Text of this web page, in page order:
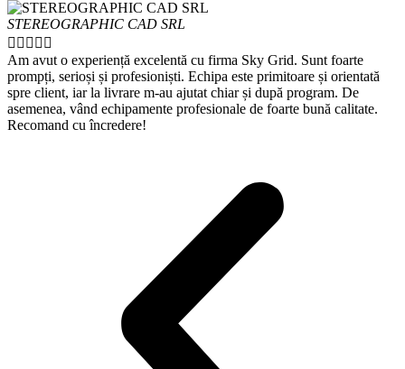
STEREOGRAPHIC CAD SRL
    
Am avut o experiență excelentă cu firma Sky Grid. Sunt foarte
prompți, serioși și profesioniști. Echipa este primitoare și orientată
spre client, iar la livrare m-au ajutat chiar și după program. De
asemenea, vând echipamente profesionale de foarte bună calitate.
Recomand cu încredere!